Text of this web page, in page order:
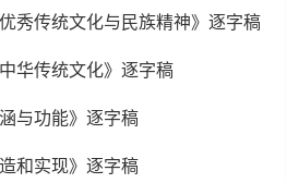
秀传统文化与民族精神》逐字稿
华传统文化》逐字稿
与功能》逐字稿
和实现》逐字稿